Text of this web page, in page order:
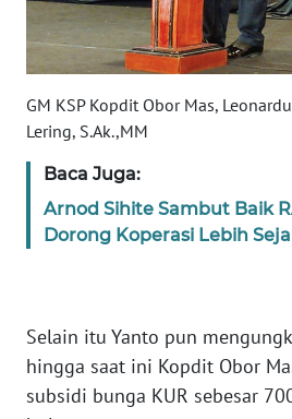
GM KSP Kopdit Obor Mas,
Lering, S.Ak.,MM
Baca Juga:
Arnod Sihite Sambut Baik
Dorong Koperasi Lebih
Selain itu Yanto pun
hingga saat ini Kopdit Obor
subsidi bunga KUR sebesar
WN
JAKARTA
JABAR
WN
WN